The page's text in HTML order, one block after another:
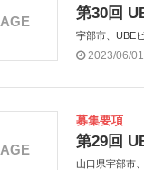
第30回
宇部市、UBE
2023/06/
募集要項
第29回
山口県宇部市